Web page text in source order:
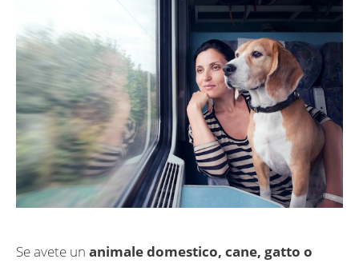
Se avete un animale domestico, cane, gatto o